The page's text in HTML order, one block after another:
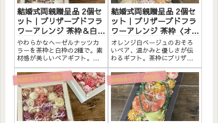
結婚式両親贈呈品 2個セ
ット｜プリザーブドフラ
ワーアレンジ 茶枠＆白枠
〈ヘーゼルナッツ〉文字
入れ
やわらかなヘーゼルナッツカ
ラーを茶枠と白枠の2種で。素
材感が美しいペアギフト。
茶・白枠にプリザーブドフラ
ワーと造花をたっぷりアレン
ジしました。アクリルプレー
トへのメッセージ入れ無料。
自立するので壁かけでも置き
型でも飾れます。こんな方へ
結婚式...
結婚式両親贈呈品 2個セ
ット｜プリザーブドフラ
ワーアレンジ 茶枠〈オレ
ンジ白ベージュペア〉文
字入れ
オレンジ白ベージュのおそろ
いペア、温かみと優しさが伝
わるギフト。茶枠にプリザー
ブドフラワーと造花をたっぷ
りアレンジしました。アクリ
ルプレートへのメッセージ入
れ無料。自立するので壁かけ
でも置き型でも飾れます。こ
んな方へ結婚式の両親贈呈品
に温か...
両親贈呈ギフト（結婚式） 両親贈呈ギフト（結婚式）